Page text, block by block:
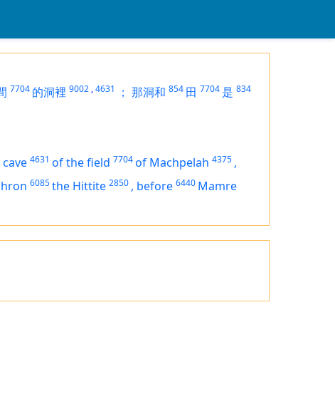
7704 的洞裡 9002 ,4631 ； 那洞和 854 田 7704 是 834
4631 of the field 7704of Machpelah 4375 ,
6085the Hittite 2850 , before 6440 Mamre